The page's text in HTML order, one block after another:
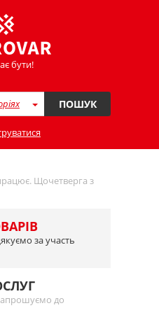
бути!
ПОШУК
Щочетверга з
за участь
до